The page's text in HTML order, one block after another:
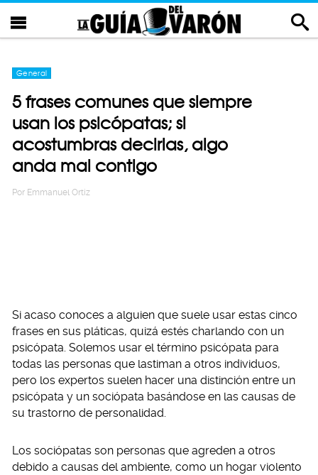
General
5 frases comunes que siempre
usan los psicópatas; si
acostumbras decirlas, algo
anda mal contigo
Por Emmanuel Ortiz
Si acaso conoces a alguien que suele usar estas cinco
frases en sus pláticas, quizá estés charlando con un
psicópata. Solemos usar el término psicópata para
todas las personas que lastiman a otros individuos,
pero los expertos suelen hacer una distinción entre un
psicópata y un sociópata basándose en las causas de
su trastorno de personalidad.
Los sociópatas son personas que agreden a otros
debido a causas del ambiente, como un hogar violento